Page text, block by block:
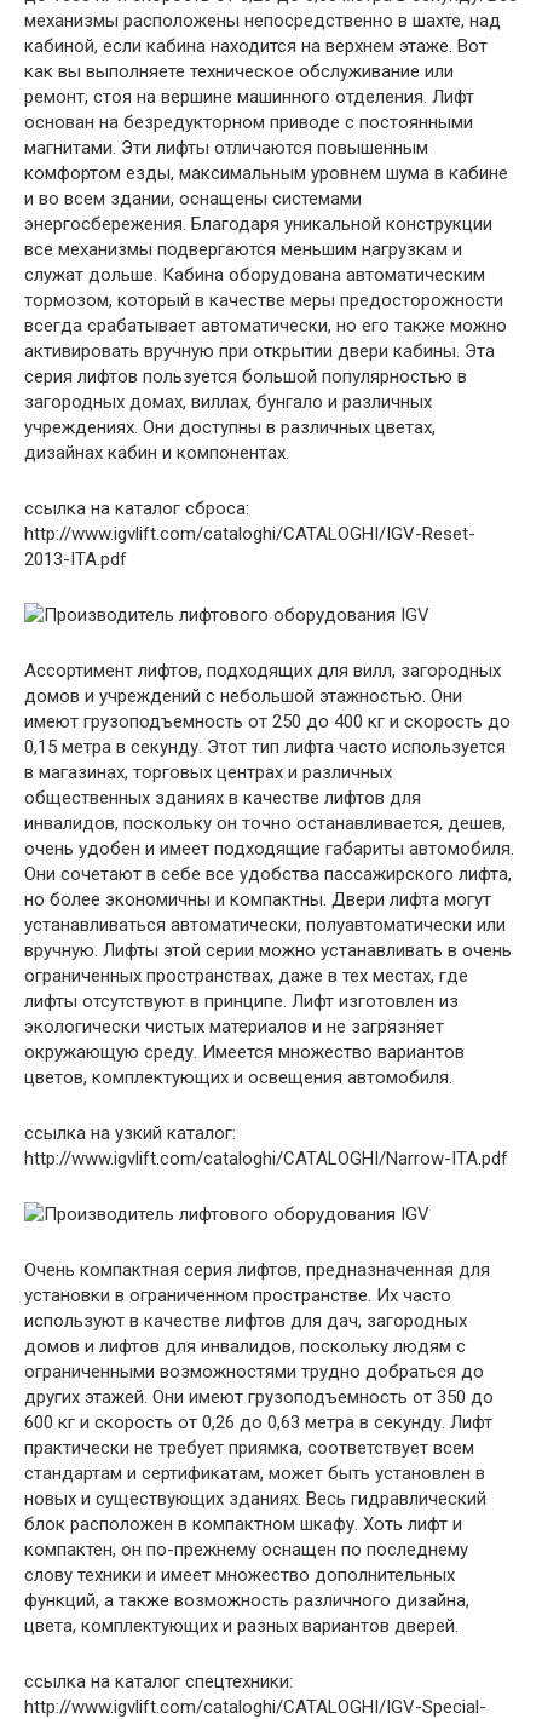
механизмы расположены непосредственно в шахте, над
кабиной, если кабина находится на верхнем этаже. Вот
как вы выполняете техническое обслуживание или
ремонт, стоя на вершине машинного отделения. Лифт
основан на безредукторном приводе с постоянными
магнитами. Эти лифты отличаются повышенным
комфортом езды, максимальным уровнем шума в кабине
и во всем здании, оснащены системами
энергосбережения. Благодаря уникальной конструкции
все механизмы подвергаются меньшим нагрузкам и
служат дольше. Кабина оборудована автоматическим
тормозом, который в качестве меры предосторожности
всегда срабатывает автоматически, но его также можно
активировать вручную при открытии двери кабины. Эта
серия лифтов пользуется большой популярностью в
загородных домах, виллах, бунгало и различных
учреждениях. Они доступны в различных цветах,
дизайнах кабин и компонентах.
ссылка на каталог сброса:
http://www.igvlift.com/cataloghi/CATALOGHI/IGV-Reset-
2013-ITA.pdf
Ассортимент лифтов, подходящих для вилл, загородных
домов и учреждений с небольшой этажностью. Они
имеют грузоподъемность от 250 до 400 кг и скорость до
0,15 метра в секунду. Этот тип лифта часто используется
в магазинах, торговых центрах и различных
общественных зданиях в качестве лифтов для
инвалидов, поскольку он точно останавливается, дешев,
очень удобен и имеет подходящие габариты автомобиля.
Они сочетают в себе все удобства пассажирского лифта,
но более экономичны и компактны. Двери лифта могут
устанавливаться автоматически, полуавтоматически или
вручную. Лифты этой серии можно устанавливать в очень
ограниченных пространствах, даже в тех местах, где
лифты отсутствуют в принципе. Лифт изготовлен из
экологически чистых материалов и не загрязняет
окружающую среду. Имеется множество вариантов
цветов, комплектующих и освещения автомобиля.
ссылка на узкий каталог:
http://www.igvlift.com/cataloghi/CATALOGHI/Narrow-ITA.pdf
Очень компактная серия лифтов, предназначенная для
установки в ограниченном пространстве. Их часто
используют в качестве лифтов для дач, загородных
домов и лифтов для инвалидов, поскольку людям с
ограниченными возможностями трудно добраться до
других этажей. Они имеют грузоподъемность от 350 до
600 кг и скорость от 0,26 до 0,63 метра в секунду. Лифт
практически не требует приямка, соответствует всем
стандартам и сертификатам, может быть установлен в
новых и существующих зданиях. Весь гидравлический
блок расположен в компактном шкафу. Хоть лифт и
компактен, он по-прежнему оснащен по последнему
слову техники и имеет множество дополнительных
функций, а также возможность различного дизайна,
цвета, комплектующих и разных вариантов дверей.
ссылка на каталог спецтехники:
http://www.igvlift.com/cataloghi/CATALOGHI/IGV-Special-